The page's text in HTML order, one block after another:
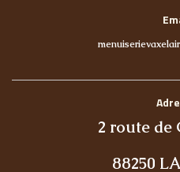
2 route de
88250